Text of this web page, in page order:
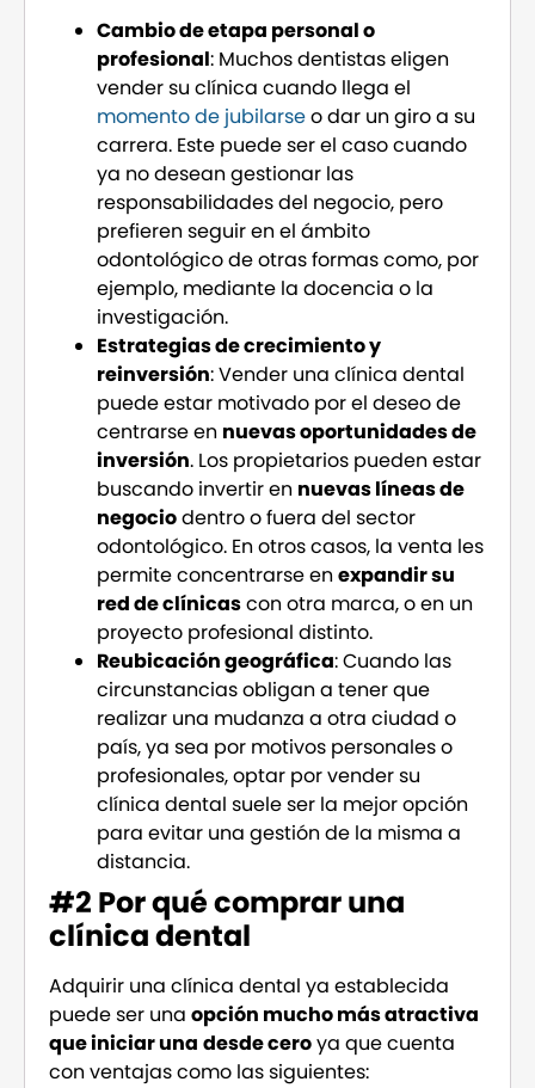
Cambio de etapa personal o
profesional: Muchos dentistas eligen
vender su clínica cuando llega el
momento de jubilarseo dar un giro a su
carrera. Este puede ser el caso cuando
ya no desean gestionar las
responsabilidades del negocio, pero
prefieren seguir en el ámbito
odontológico de otras formas como, por
ejemplo, mediante la docencia o la
investigación.
Estrategias de crecimiento y
reinversión: Vender una clínica dental
puede estar motivado por el deseo de
centrarse en nuevas oportunidades de
inversión. Los propietarios pueden estar
buscando invertir en nuevas líneas de
negociodentro o fuera del sector
odontológico. En otros casos, la venta les
permite concentrarse enexpandir su
red de clínicascon otra marca, o en un
proyecto profesional distinto.
Reubicación geográfica: Cuando las
circunstancias obligan a tener que
realizar una mudanza a otra ciudad o
país, ya sea por motivos personales o
profesionales, optar por vender su
clínica dental suele ser la mejor opción
para evitar una gestión de la misma a
distancia.
#2 Por qué comprar una
clínica dental
Adquirir una clínica dental ya establecida
puede ser una opción mucho más atractiva
que iniciar una desde ceroya que cuenta
con ventajas como las siguientes: